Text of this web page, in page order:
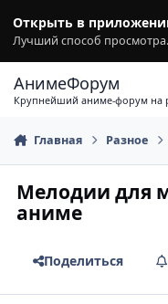
Открыть в
Лучший способ просмотра.
АнимеФорум
Крупнейший аниме-форум на
Главная Разное
Мелодии для
аниме
Поделиться